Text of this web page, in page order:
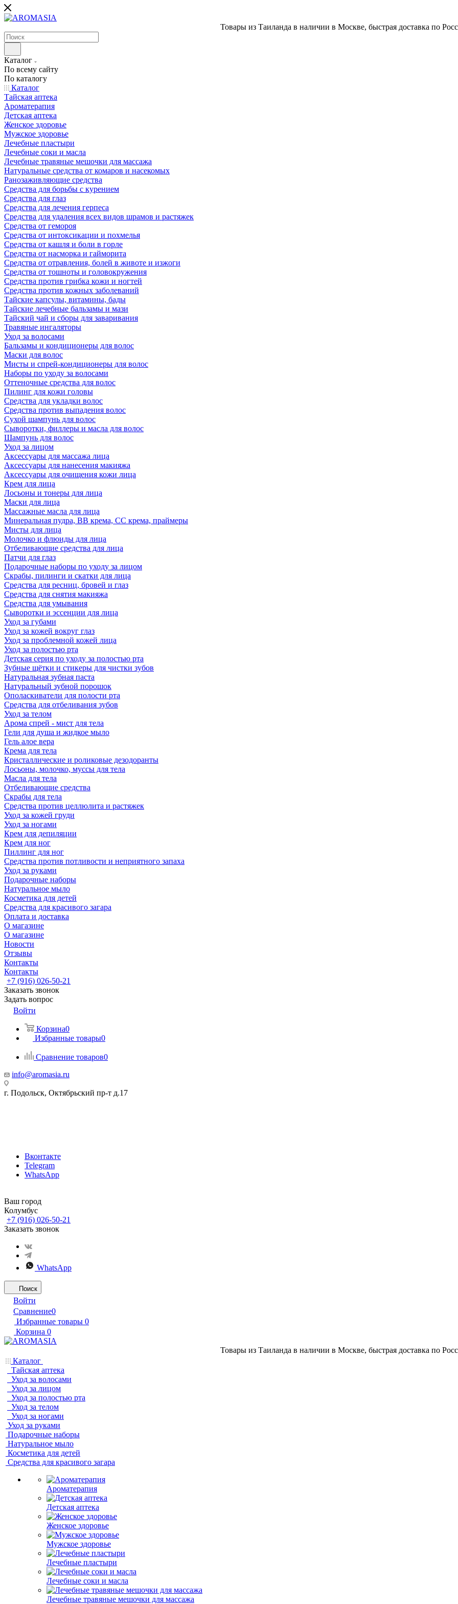
Товары из Таиланда в наличии в Москве, быстрая доставка по
Каталог
По всему сайту
По каталогу
Каталог
Тайская аптека
Ароматерапия
Детская аптека
Женское здоровье
Мужское здоровье
Лечебные пластыри
Лечебные соки и масла
Лечебные травяные мешочки для массажа
Натуральные средства от комаров и насекомых
Ранозаживляющие средства
Средства для борьбы с курением
Средства для глаз
Средства для лечения герпеса
Средства для удаления всех видов шрамов и растяжек
Средства от гемороя
Средства от интоксикации и похмелья
Средства от кашля и боли в горле
Средства от насморка и гайморита
Средства от отравления, болей в животе и изжоги
Средства от тошноты и головокружения
Средства против грибка кожи и ногтей
Средства против кожных заболеваний
Тайские капсулы, витамины, бады
Тайские лечебные бальзамы и мази
Тайский чай и сборы для заваривания
Травяные ингаляторы
Уход за волосами
Бальзамы и кондиционеры для волос
Маски для волос
Мисты и спрей-кондиционеры для волос
Наборы по уходу за волосами
Оттеночные средства для волос
Пилинг для кожи головы
Средства для укладки волос
Средства против выпадения волос
Сухой шампунь для волос
Сыворотки, филлеры и масла для волос
Шампунь для волос
Уход за лицом
Аксессуары для массажа лица
Аксессуары для нанесения макияжа
Аксессуары для очищения кожи лица
Крем для лица
Лосьоны и тонеры для лица
Маски для лица
Массажные масла для лица
Минеральная пудра, BB крема, СС крема, праймеры
Мисты для лица
Молочко и флюиды для лица
Отбеливающие средства для лица
Патчи для глаз
Подарочные наборы по уходу за лицом
Скрабы, пилинги и скатки для лица
Средства для ресниц, бровей и глаз
Средства для снятия макияжа
Средства для умывания
Сыворотки и эссенции для лица
Уход за губами
Уход за кожей вокруг глаз
Уход за проблемной кожей лица
Уход за полостью рта
Детская серия по уходу за полостью рта
Зубные щётки и стикеры для чистки зубов
Натуральная зубная паста
Натуральный зубной порошок
Ополаскиватели для полости рта
Средства для отбеливания зубов
Уход за телом
Арома спрей - мист для тела
Гели для душа и жидкое мыло
Гель алое вера
Крема для тела
Кристаллические и роликовые дезодоранты
Лосьоны, молочко, муссы для тела
Масла для тела
Отбеливающие средства
Скрабы для тела
Средства против целлюлита и растяжек
Уход за кожей груди
Уход за ногами
Крем для депиляции
Крем для ног
Пиллинг для ног
Средства против потливости и неприятного запаха
Уход за руками
Подарочные наборы
Натуральное мыло
Косметика для детей
Средства для красивого загара
Оплата и доставка
О магазине
О магазине
Новости
Отзывы
Контакты
Контакты
+7 (916) 026-50-21
Заказать звонок
Задать вопрос
Войти
Корзина0
Избранные товары0
Сравнение товаров0
info@aromasia.ru
г. Подольск, Октябрьский пр-т д.17
Вконтакте
Telegram
WhatsApp
Ваш город
Колумбус
+7 (916) 026-50-21
Заказать звонок
WhatsApp
Поиск
Войти
Сравнение0
Избранные товары 0
Корзина 0
Товары из Таиланда в наличии в Москве, быстрая доставка по
Каталог
Тайская аптека
Уход за волосами
Уход за лицом
Уход за полостью рта
Уход за телом
Уход за ногами
Уход за руками
Подарочные наборы
Натуральное мыло
Косметика для детей
Средства для красивого загара
Ароматерапия
Детская аптека
Женское здоровье
Мужское здоровье
Лечебные пластыри
Лечебные соки и масла
Лечебные травяные мешочки для массажа